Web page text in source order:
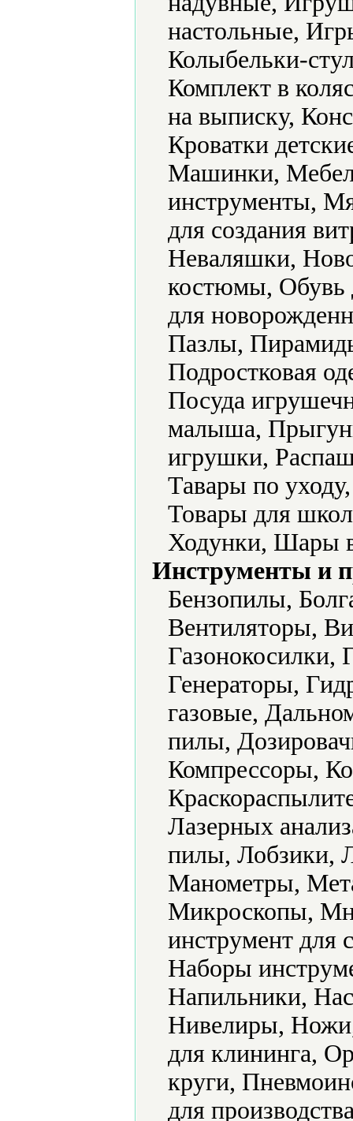
настольные,
Колыбельки-
Комплект в
на выписку,
Кроватки
Машинки,
инструменты,
для создания
Неваляшки,
костюмы, Обувь
для
Пазлы,
Подростковая
Посуда
малыша,
игрушки,
Тавары по
Товары для
Ходунки, Шары
Инструменты и
Бензопилы,
Вентиляторы,
Газонокосилки,
Генераторы,
газовые,
пилы,
Компрессоры,
Лазерных
пилы, Лобзики,
Манометры,
Микроскопы,
инструмент
Наборы
Напильники,
Нивелиры,
для клининга,
круги,
для